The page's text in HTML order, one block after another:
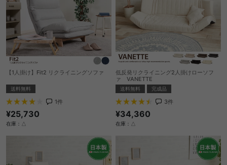
【1人掛け】Fit2 リクライニングソファ
送料無料
1件
¥25,730
在庫：△
低反発リクライニング2人掛けローソフ
ァ VANETTE
送料無料 完成品
3件
¥34,360
在庫：△